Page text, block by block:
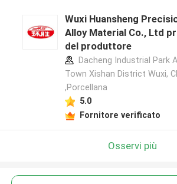
Wuxi Huansheng
Alloy Material Co., Ltd
del produttore
Dacheng Industrial Park
Town Xishan District Wuxi,
,Porcellana
5.0
Fornitore verificato
Osservi più